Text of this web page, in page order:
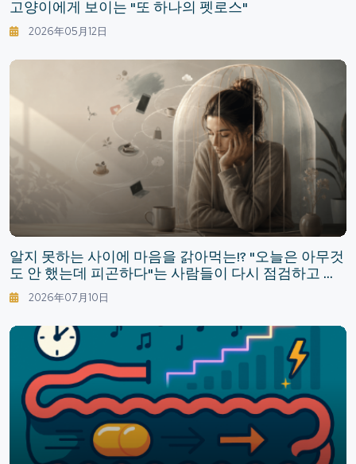
고양이에게 보이는 "또 하나의 펫로스"
2026年05月12日
알지 못하는 사이에 마음을 갉아먹는!? "오늘은 아무것
도 안 했는데 피곤하다"는 사람들이 다시 점검하고 싶
은, 무의식적인 멘탈 소모 습관
2026年07月10日